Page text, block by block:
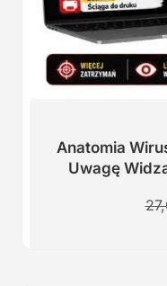
Anatomia
Uwagę